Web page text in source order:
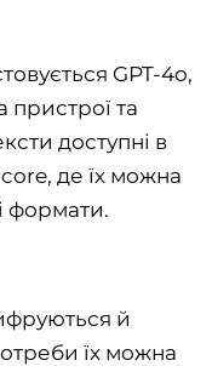
GPT-4o,
та
доступні в
де їх можна
формати.
й
їх можна